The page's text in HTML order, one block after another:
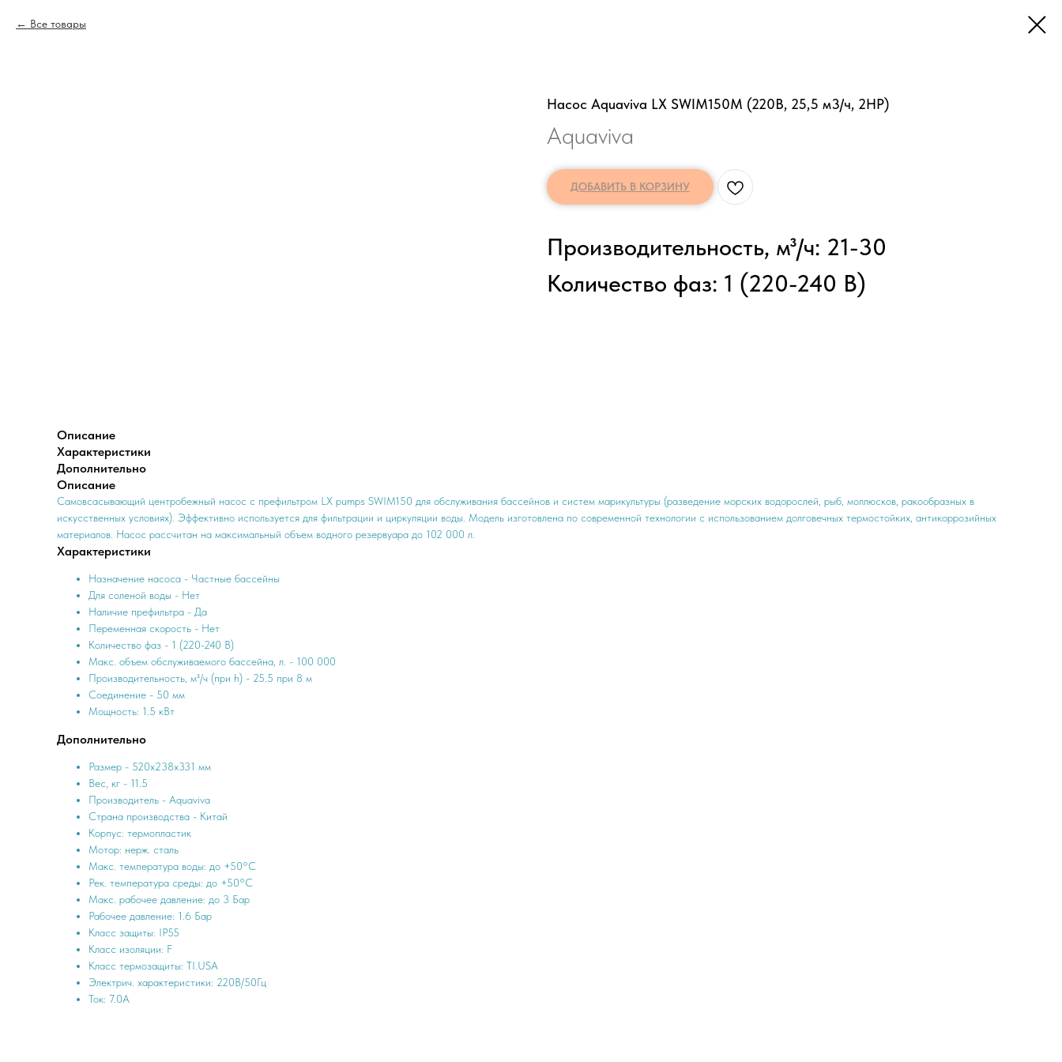
Все товары
Насос Aquaviva LX SWIM150M (220В, 25,5 м3/ч, 2HP)
Aquaviva
ДОБАВИТЬ В КОРЗИНУ
Производительность, м³/ч: 21-30
Количество фаз: 1 (220-240 В)
Описание
Характеристики
Дополнительно
Описание
Самовсасывающий центробежный насос с префильтром LX pumps SWIM150 для обслуживания бассейнов и систем марикультуры (разведение морских водорослей, рыб, моллюсков, ракообразных в
искусственных условиях). Эффективно используется для фильтрации и циркуляции воды. Модель изготовлена по современной технологии с использованием долговечных термостойких, антикоррозийных
материалов. Насос рассчитан на максимальный объем водного резервуара до 102 000 л.
Характеристики
Назначение насоса - Частные бассейны
Для соленой воды - Нет
Наличие префильтра - Да
Переменная скорость - Нет
Количество фаз - 1 (220-240 В)
Макс. объем обслуживаемого бассейна, л. - 100 000
Производительность, м³/ч (при h) - 25.5 при 8 м
Соединение - 50 мм
Мощность: 1.5 кВт
Дополнительно
Размер - 520х238х331 мм
Вес, кг - 11.5
Производитель - Aquaviva
Страна производства - Китай
Корпус: термопластик
Мотор: нерж. сталь
Макс. температура воды: до +50°C
Рек. температура среды: до +50°C
Макс. рабочее давление: до 3 Бар
Рабочее давление: 1.6 Бар
Класс защиты: IP55
Класс изоляции: F
Класс термозащиты: TI.USA
Электрич. характеристики: 220B/50Гц
Ток: 7.0А